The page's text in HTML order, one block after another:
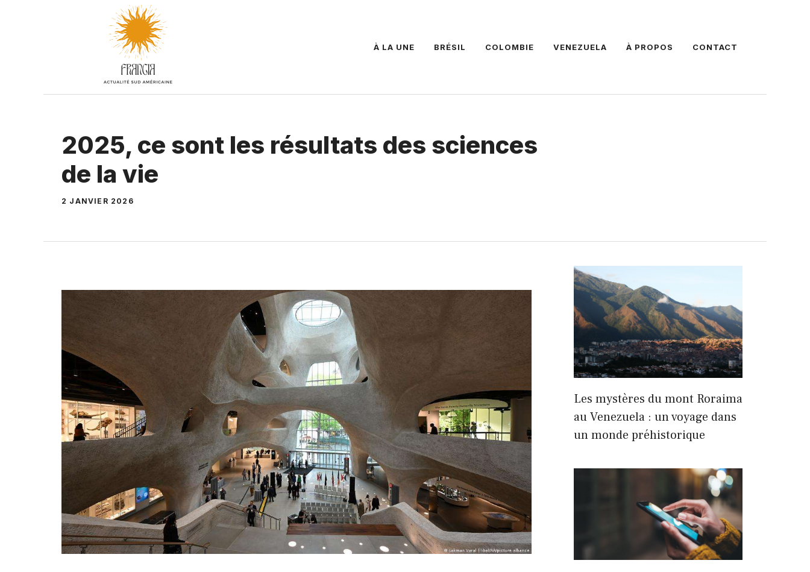
À LA UNE BRÉSIL COLOMBIE VENEZUELA À PROPOS CONTACT
2025, ce sont les résultats des sciences
de la vie
2 JANVIER 2026
Les mystères du mont Roraima
au Venezuela : un voyage dans
un monde préhistorique